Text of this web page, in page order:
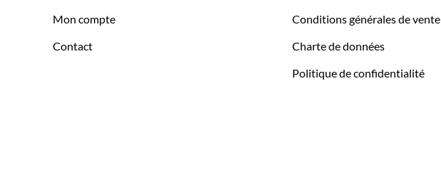
Mon compte
Contact
Conditions générales de vente
Charte de données
Politique de confidentialité